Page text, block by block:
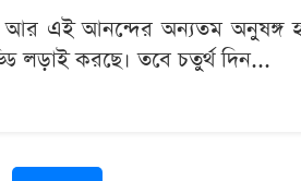
এই আনন্দের অন্যতম অনুষঙ্গ
লড়াই করছে। তবে চতুর্থ দিন...